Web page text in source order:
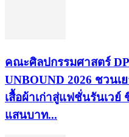
คณะศิลปกรรมศาสตร์
UNBOUND 2026 ชวนเ
เสื้อผ้าเก่าสู่แฟชั่นรันเวย์
แสนบาท...